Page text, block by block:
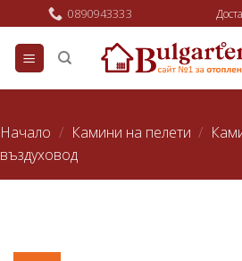
to
content
0890943333
Начало / Камини на пелети /
въздуховод